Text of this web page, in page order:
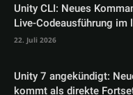
Unity CLI: Neues
Live-Codeausführung im
22. Juli 2026
Unity 7 angekündigt:
kommt als direkte